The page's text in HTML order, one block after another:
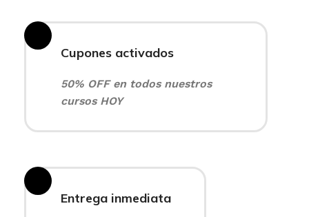
Cupones activados
50% OFF en todos nuestros
cursos HOY
Entrega inmediata